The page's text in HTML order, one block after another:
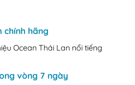
chính hãng
Ocean Thái Lan nổi tiếng
vòng 7 ngày